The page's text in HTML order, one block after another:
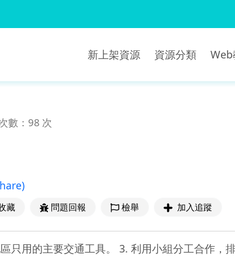
新上架資源 資源分類
數：98 次
藏 問題回報 檢舉 加入追蹤
用的主要交通工具。 3. 利用小組分工合作，